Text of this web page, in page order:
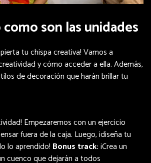
son las unidades
tu chispa creativa! Vamos a
y cómo acceder a ella. Además,
de decoración que harán brillar tu
Empezaremos con un ejercicio
fuera de la caja. Luego, ¡diseña tu
lo aprendido! Bonus track:¡Crea un
cuenco que dejarán a todos